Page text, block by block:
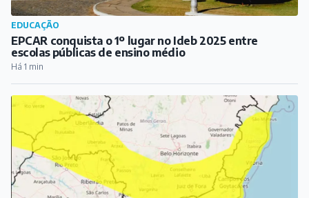
CLIMA EM BARBACENA
Inmet coloca Barbacena e outras cidades mineiras em
alerta para ventos de até 80 km/h
Há 1 hora